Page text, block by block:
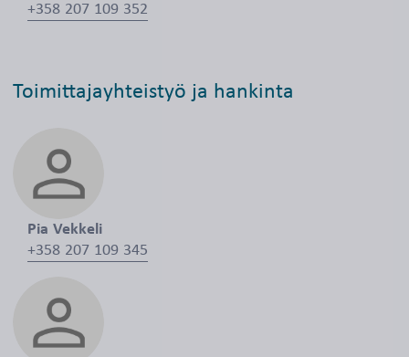
+358 207 109 352
Toimittajayhteistyö ja hankinta
Pia Vekkeli
+358 207 109 345